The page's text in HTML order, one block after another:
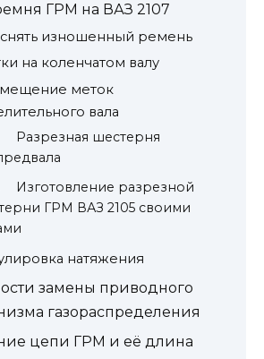
ГРМ на ВАЗ 2107
снять изношенный ремень
на коленчатом валу
меток
вала
Разрезная шестерня
Изготовление разрезной
ГРМ ВАЗ 2105 своими
натяжения
замены приводного
газораспределения
цепи ГРМ и её длина